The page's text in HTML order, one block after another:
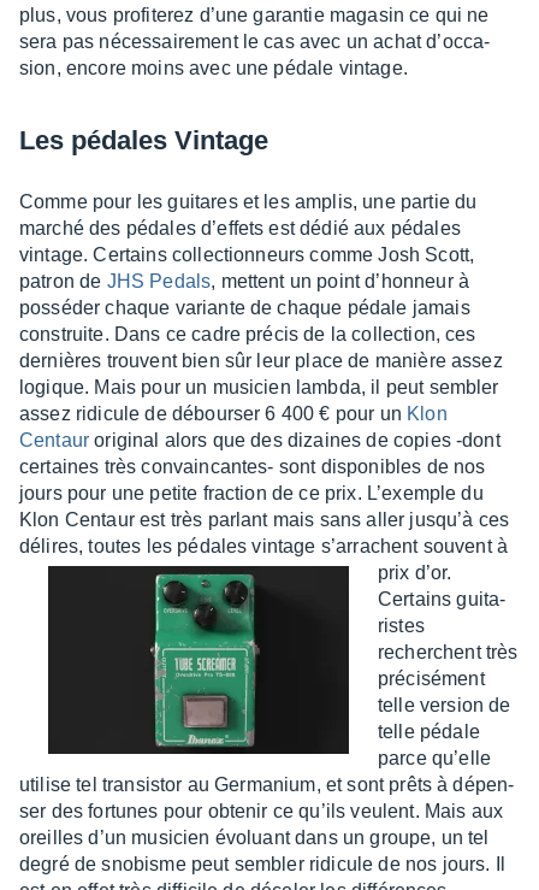
plus, vous profi­te­rez d’une garan­tie maga­sin ce qui ne
sera pas néces­sai­re­ment le cas avec un achat d’oc­ca­
sion, encore moins avec une pédale vintage.
Les pédales Vintage
Comme pour les guitares et les amplis, une partie du
marché des pédales d’ef­fets est dédié aux pédales
vintage. Certains collec­tion­neurs comme Josh Scott,
patron de JHS Pedals, mettent un point d’hon­neur à
possé­der chaque variante de chaque pédale jamais
construite. Dans ce cadre précis de la collec­tion, ces
dernières trouvent bien sûr leur place de manière assez
logique. Mais pour un musi­cien lambda, il peut sembler
assez ridi­cule de débour­ser 6 400 € pour un Klon
Centaur origi­nal alors que des dizaines de copies -dont
certaines très convain­cantes- sont dispo­nibles de nos
jours pour une petite frac­tion de ce prix. L’exemple du
Klon Centaur est très parlant mais sans aller jusqu’à ces
délires, toutes les pédales vintage s’ar­rachent souvent à
prix d’or.
Certains guita­
ristes
recherchent très
préci­sé­ment
telle version de
telle pédale
parce qu’elle
utilise tel tran­sis­tor au Germa­nium, et sont prêts à dépen­
ser des fortunes pour obte­nir ce qu’ils veulent. Mais aux
oreilles d’un musi­cien évoluant dans un groupe, un tel
degré de snobisme peut sembler ridi­cule de nos jours. Il